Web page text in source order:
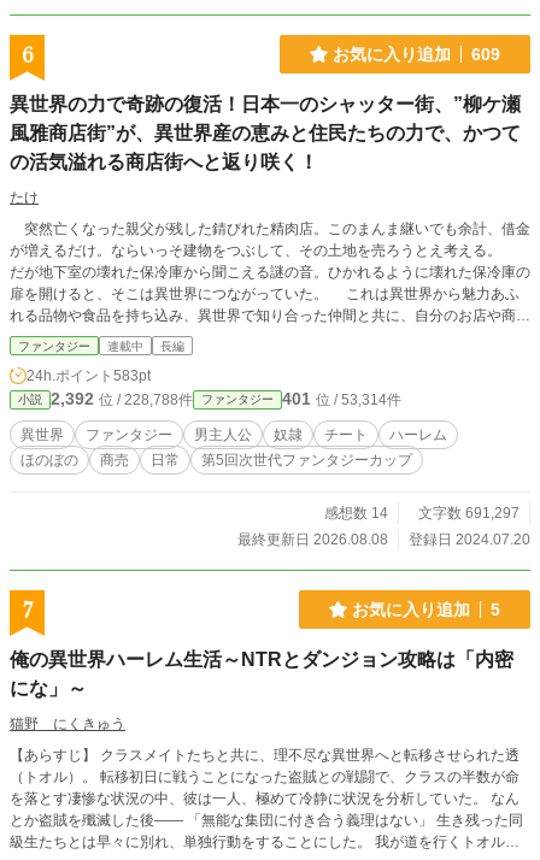
6 お気に入り追加 609
異世界の力で奇跡の復活！日本一のシャッター街、”柳ケ瀬
風雅商店街”が、異世界産の恵みと住民たちの力で、かつて
の活気溢れる商店街へと返り咲く！
たけ
突然亡くなった親父が残した錆びれた精肉店。このまんま継いでも余計、借金
が増えるだけ。ならいっそ建物をつぶして、その土地を売ろうとえ考える。
だが地下室の壊れた保冷庫から聞こえる謎の音。ひかれるように壊れた保冷庫の
扉を開けると、そこは異世界につながっていた。 これは異世界から魅力あふ
れる品物や食品を持ち込み、異世界で知り合った仲間と共に、自分のお店や商店
街全体を立て直していく物語。 物語の序盤は、違法奴隷や欠損奴隷、無理や
り娼館で働かせられているエルフや人族、AV出演を迫られている女性などを助
けていく話がメインです。中盤（100話以降）ぐらいからやっと、商店街を立て
直していきます。長い目でお付き合いして頂けるとありがたいです。 また、
この物語はフィクションであり、実在の人物、団体、企業、地名などとは一切関
係ありません。また、物語の中で描かれる行為や状況は、著者の想像によるもの
で、実際の法律、倫理、社会常識とは異なる場合があります。読者の皆様には、
ファンタジー 連載中 長編
24h.ポイント 583pt
小説 2,392 位 / 228,788件 ファンタジー 401 位 / 53,314件
異世界 ファンタジー 男主人公 奴隷 チート
ハーレム
ほのぼの
商売 日常 第5回次世代ファンタジーカップ
感想数 14
文字数 691,297
最終更新日 2026.08.08
登録日 2024.07.20
7 お気に入り追加 5
俺の異世界ハーレム生活～NTRとダンジョン攻略は「内密
にな」～
猫野 にくきゅう
【あらすじ】 クラスメイトたちと共に、理不尽な異世界へと転移させられた透
（トオル）。 転移初日に戦うことになった盗賊との戦闘で、クラスの半数が命
を落とす凄惨な状況の中、彼は一人、極めて冷静に状況を分析していた。 なん
とか盗賊を殲滅した後―― 「無能な集団に付き合う義理はない」 生き残った同
級生たちとは早々に別れ、単独行動をすることにした。 我が道を行くトオル